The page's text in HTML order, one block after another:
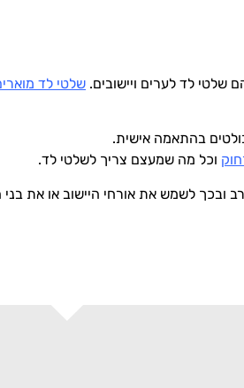
שלטי לד
בהתאמה אישית.
וכל מה שמעצם צריך לשלטי לד.
ובכך לשמש את אורחי היישוב או את